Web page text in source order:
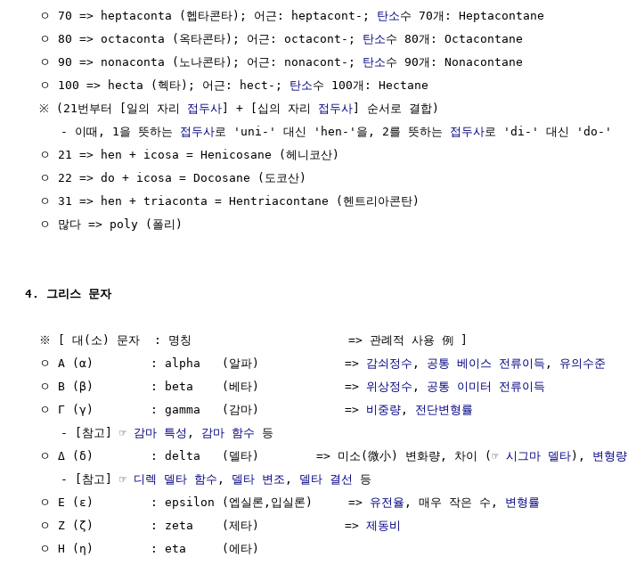
  ㅇ 70 => heptaconta (헵타콘타); 어근: heptacont-;
탄소수 70개: Heptacontane
  ㅇ 80 => octaconta (옥타콘타); 어근: octacont-;
탄소수 80개: Octacontane
  ㅇ 90 => nonaconta (노나콘타); 어근: nonacont-;
탄소수 90개: Nonacontane
  ㅇ 100 => hecta (헥타); 어근: hect-;
탄소수 100개: Hectane
  ※ (21번부터 [일의 자리
접두사] + [십의 자리 접두사] 순서로 결합)
     - 이때, 1을 뜻하는
접두사로 'uni-' 대신 'hen-'을, 2를 뜻하는 접두사로 'di-' 대신 'do-'
  ㅇ 21 => hen + icosa = Henicosane (헤니코산)
  ㅇ 22 => do + icosa = Docosane (도코산)
  ㅇ 31 => hen + triaconta = Hentriacontane (헨트리아콘탄)
  ㅇ 많다 => poly (폴리)
4. 그리스 문자
  ※ [ 대(소) 문자  : 명칭                      => 관례적 사용 例 ]
  ㅇ Α (α)        : alpha   (알파)            =>
감쇠정수 , 공통 베이스 전류이득 , 유의수준
  ㅇ Β (β)        : beta    (베타)            =>
위상정수 , 공통 이미터 전류이득
  ㅇ Γ (γ)        : gamma   (감마)            =>
비중량 , 전단변형률
     - [참고] ☞
감마 특성 , 감마 함수 등
  ㅇ Δ (δ)        : delta   (델타)        => 미소(微小) 변화량, 차이 (☞
시그마 델타), 변형량
     - [참고] ☞
디렉 델타 함수 , 델타 변조 , 델타 결선
등
  ㅇ Ε (ε)        : epsilon (엡실론,입실론)     =>
유전율 , 매우 작은 수, 변형률
  ㅇ Ζ (ζ)        : zeta    (제타)            =>
제동비
  ㅇ Η (η)        : eta     (에타)